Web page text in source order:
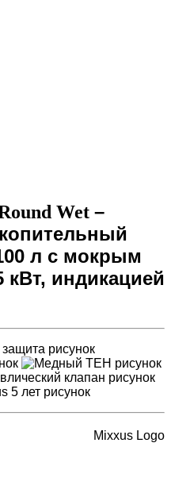
Wet –
л с мокрым
индикацией